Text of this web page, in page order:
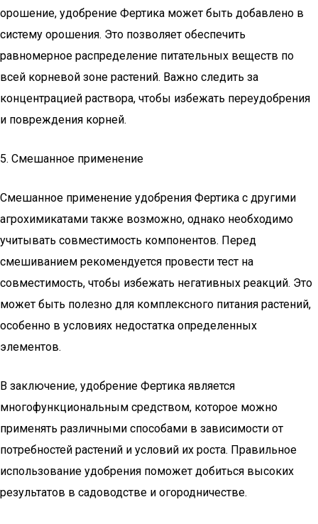
орошение, удобрение Фертика может быть добавлено в
систему орошения. Это позволяет обеспечить
равномерное распределение питательных веществ по
всей корневой зоне растений. Важно следить за
концентрацией раствора, чтобы избежать переудобрения
и повреждения корней.
5. Смешанное применение
Смешанное применение удобрения Фертика с другими
агрохимикатами также возможно, однако необходимо
учитывать совместимость компонентов. Перед
смешиванием рекомендуется провести тест на
совместимость, чтобы избежать негативных реакций. Это
может быть полезно для комплексного питания растений,
особенно в условиях недостатка определенных
элементов.
В заключение, удобрение Фертика является
многофункциональным средством, которое можно
применять различными способами в зависимости от
потребностей растений и условий их роста. Правильное
использование удобрения поможет добиться высоких
результатов в садоводстве и огородничестве.